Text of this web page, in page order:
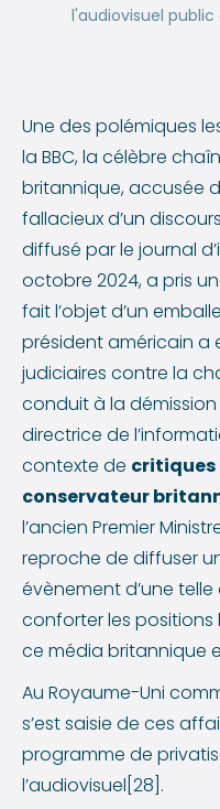
l'audiovisuel public
Une des polémiques
la BBC, la célèbre
britannique, accusée
fallacieux d’un
diffusé par le journal
octobre 2024, a pris
fait l’objet d’un
président américain a
judiciaires contre la
conduit à la
directrice de
contexte de critiques
conservateur
l’ancien Premier
reproche de diffuser
évènement d’une
conforter les positions
ce média britannique
Au Royaume-Uni
s’est saisie de ces
programme de
l’audiovisuel[28].